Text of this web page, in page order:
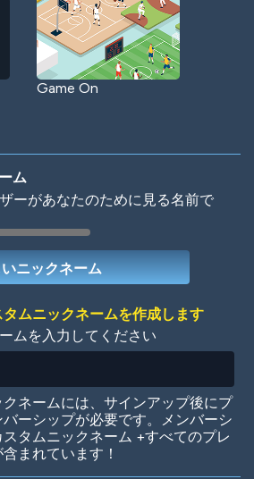
Game On
ム
ーがあなたのために見る名前で
タムニックネームを作成します
ムを入力してください
クネームには、サインアップ後にプ
バーシップが必要です。メンバーシ
タムニックネーム +すべてのプレ
まれています！